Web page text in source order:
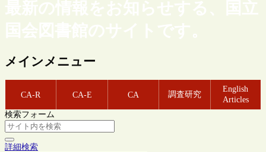
最新の情報をお知らせする、国立
国会図書館のサイトです。
メインメニュー
CA-R CA-E CA 調査研究
English
Articles
検索フォーム
詳細検索